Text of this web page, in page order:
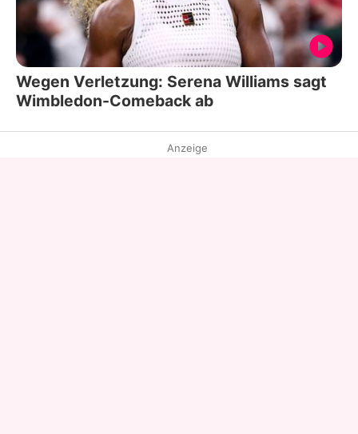
Wegen Verletzung: Serena Williams sagt
Wimbledon-Comeback ab
Anzeige